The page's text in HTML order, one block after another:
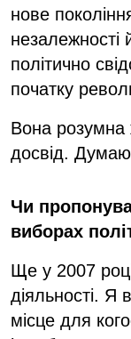
нове
незалежності
політично
початку
Вона розумна
досвід.
Чи
виборах
Ще у 2007
діяльності. Я
місце для